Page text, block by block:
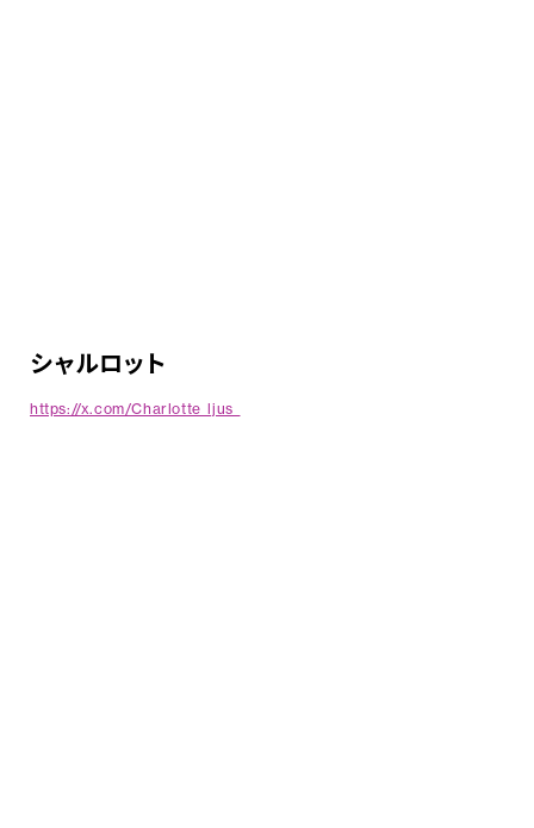
シャルロット
https://x.com/Charlotte_ljus_